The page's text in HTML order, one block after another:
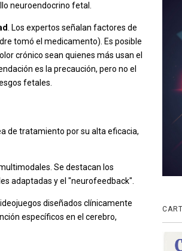
neuroendocrino fetal.
. Los expertos señalan factores de
tomó el medicamento). Es posible
crónico sean quienes más usan el
es la precaución, pero no el
fetales.
de tratamiento por su alta eficacia,
Se destacan los
adaptadas y el "neurofeedback".
diseñados clínicamente
específicos en el cerebro,